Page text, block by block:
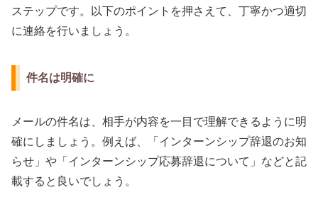
ステップです。以下のポイントを押さえて、丁寧かつ適切
に連絡を行いましょう。
件名は明確に
メールの件名は、相手が内容を一目で理解できるように明
確にしましょう。例えば、「インターンシップ辞退のお知
らせ」や「インターンシップ応募辞退について」などと記
載すると良いでしょう。